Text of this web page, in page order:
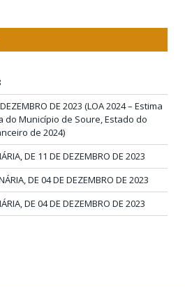
DE 2023 (LOA 2024 – Estima
do Município de Soure, Estado do
de 2024)
DE 11 DE DEZEMBRO DE 2023
DE 04 DE DEZEMBRO DE 2023
DE 04 DE DEZEMBRO DE 2023